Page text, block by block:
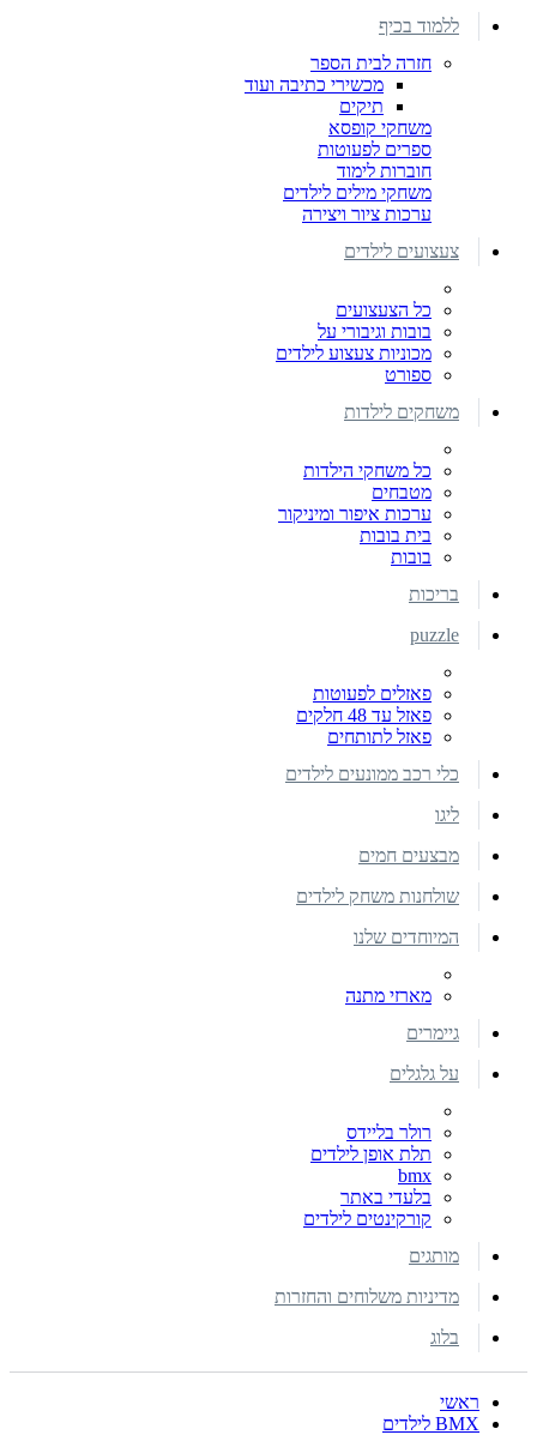
ללמוד בכיף
חזרה לבית הספר
מכשירי כתיבה ועוד
תיקים
משחקי קופסא
ספרים לפעוטות
חוברות לימוד
משחקי מילים לילדים
ערכות ציור ויצירה
צעצועים לילדים
כל הצעצועים
בובות וגיבורי על
מכוניות צעצוע לילדים
ספורט
משחקים לילדות
כל משחקי הילדות
מטבחים
ערכות איפור ומיניקור
בית בובות
בובות
בריכות
puzzle
פאזלים לפעוטות
פאזל עד 48 חלקים
פאזל לתותחים
כלי רכב ממונעים לילדים
ליגו
מבצעים חמים
שולחנות משחק לילדים
המיוחדים שלנו
מארזי מתנה
גיימרים
על גלגלים
רולר בליידס
תלת אופן לילדים
bmx
בלעדי באתר
קורקינטים לילדים
מותגים
מדיניות משלוחים והחזרות
בלוג
ראשי
BMX לילדים